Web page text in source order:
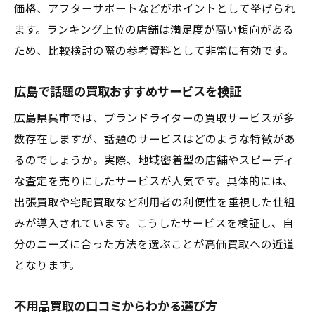
価格、アフターサポートなどがポイントとして挙げられ
ます。ランキング上位の店舗は満足度が高い傾向がある
ため、比較検討の際の参考資料として非常に有効です。
広島で話題の買取おすすめサービスを検証
広島県呉市では、ブランドライターの買取サービスが多
数存在しますが、話題のサービスはどのような特徴があ
るのでしょうか。実際、地域密着型の店舗やスピーディ
な査定を売りにしたサービスが人気です。具体的には、
出張買取や宅配買取など利用者の利便性を重視した仕組
みが導入されています。こうしたサービスを検証し、自
分のニーズに合った方法を選ぶことが高価買取への近道
となります。
不用品買取の口コミからわかる選び方